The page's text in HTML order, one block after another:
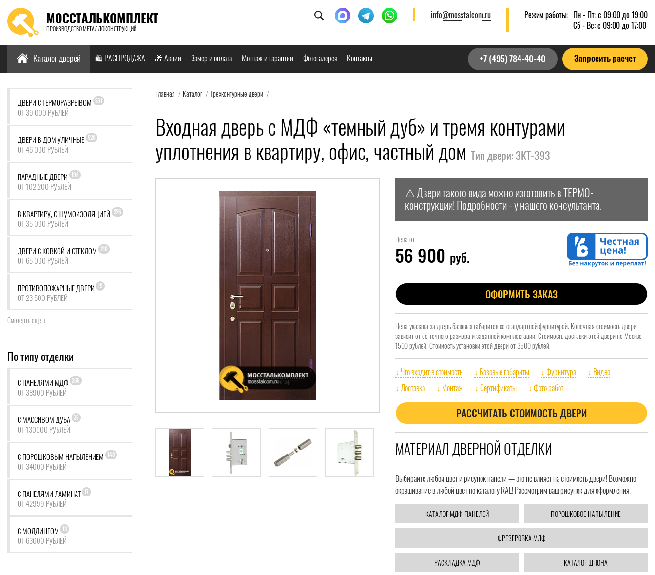
МОССТАЛЬКОМПЛЕКТ
ПРОИЗВОДСТВО МЕТАЛЛОКОНСТРУКЦИЙ
info@mosstalcom.ru Режим работы: Пн - Пт: с 09:00 до 19:00
Сб - Вс: с 09:00 до 17:00
Каталог дверей 🛍️ РАСПРОДАЖА 🎁 Акции Замер и оплата Монтаж и гарантии Фотогалерея Контакты +7 (495) 784-40-40 Запросить расчет
ДВЕРИ С ТЕРМОРАЗРЫВОМ 581
ОТ 39 000 РУБЛЕЙ
ДВЕРИ В ДОМ УЛИЧНЫЕ 520
ОТ 46 000 РУБЛЕЙ
ПАРАДНЫЕ ДВЕРИ 196
ОТ 102 200 РУБЛЕЙ
В КВАРТИРУ, С ШУМОИЗОЛЯЦИЕЙ 226
ОТ 35 000 РУБЛЕЙ
ДВЕРИ С КОВКОЙ И СТЕКЛОМ 210
ОТ 65 000 РУБЛЕЙ
ПРОТИВОПОЖАРНЫЕ ДВЕРИ 19
ОТ 23 500 РУБЛЕЙ
Смотерть еще ↓
По типу отделки
С ПАНЕЛЯМИ МДФ 266
ОТ 38900 РУБЛЕЙ
С МАССИВОМ ДУБА 36
ОТ 130000 РУБЛЕЙ
С ПОРОШКОВЫМ НАПЫЛЕНИЕМ 148
ОТ 34000 РУБЛЕЙ
С ПАНЕЛЯМИ ЛАМИНАТ 17
ОТ 42999 РУБЛЕЙ
С МОЛДИНГОМ 13
ОТ 63000 РУБЛЕЙ
Главная / Каталог /Трёхконтурные двери /
Входная дверь с МДФ «темный дуб» и тремя контурами
уплотнения в квартиру, офис, частный дом Тип двери: 3КТ-393
⚠️ Двери такого вида можно изготовить в ТЕРМО-
конструкции! Подробности - у нашего консультанта.
Цена от
56 900 руб.
ОФОРМИТЬ ЗАКАЗ
Цена указана за дверь базовых габаритов со стандартной фурнитурой. Конечная стоимость двери
зависит от ее точного размера и заданной комплектации. Стоимость доставки этой двери по Москве
1500 рублей. Стоимость установки этой двери от 3500 рублей.
↓ Что входит в стоимость ↓ Базовые габариты ↓ Фурнитура
↓ Видео
↓ Доставка
↓ Монтаж ↓ Сертификаты ↓ Фото работ
РАССЧИТАТЬ СТОИМОСТЬ ДВЕРИ
МАТЕРИАЛ ДВЕРНОЙ ОТДЕЛКИ
Выбирайте любой цвет и рисунок панели — это не влияет на стоимость двери! Возможно
окрашивание в любой цвет по каталогу RAL! Рассмотрим ваш рисунок для оформления.
КАТАЛОГ МДФ-ПАНЕЛЕЙ ПОРОШКОВОЕ НАПЫЛЕНИЕ
ФРЕЗЕРОВКА МДФ
РАСКЛАДКА МДФ КАТАЛОГ ШПОНА